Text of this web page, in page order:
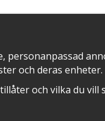
MED EN DEL
och deras enheter.
och vilka du